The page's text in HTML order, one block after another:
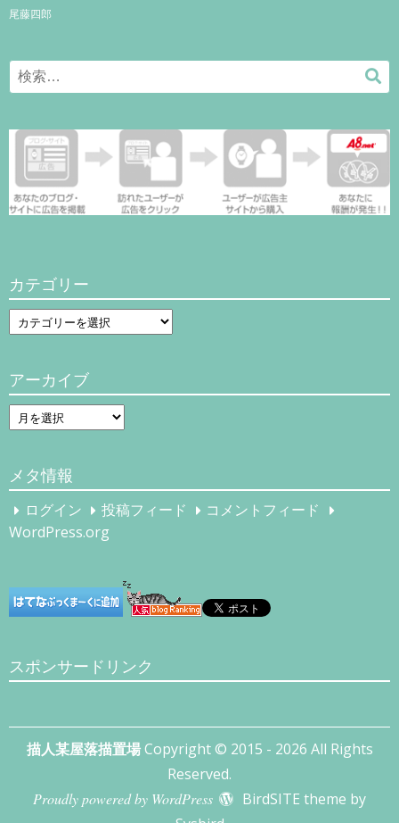
尾藤四郎
Search
for:
検
カテゴリー
カ
テ
リ
ー
アーカイブ
ア
ー
イ
ブ
メタ情報
ログイン 投稿フィード
コメントフィード
WordPress.org
スポンサードリンク
描人某屋落描置場Copyright © 2015 - 2026 All Rights
Reserved.
Proudly powered by WordPress
BirdSITE theme by